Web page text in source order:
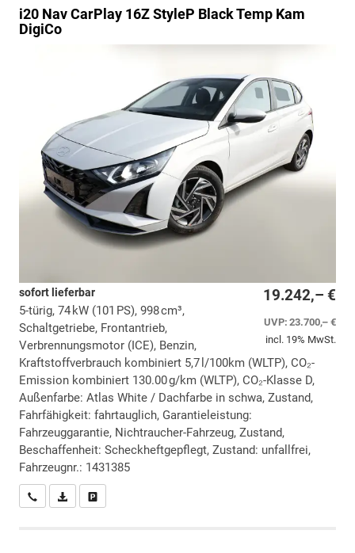
i20 Nav CarPlay 16Z StyleP Black Temp Kam
DigiCo
19.242,– €
UVP:23.700,– €
incl. 19% MwSt.
sofort lieferbar
5-türig, 74 kW (101 PS), 998 cm³,
Schaltgetriebe, Frontantrieb,
Verbrennungsmotor (ICE), Benzin,
Kraftstoffverbrauch kombiniert 5,7 l/100km (WLTP), CO₂-
Emission kombiniert 130.00 g/km (WLTP), CO₂-Klasse D,
Außenfarbe: Atlas White / Dachfarbe in schwa, Zustand,
Fahrfähigkeit: fahrtauglich, Garantieleistung:
Fahrzeuggarantie, Nichtraucher-Fahrzeug, Zustand,
Beschaffenheit: Scheckheftgepflegt, Zustand: unfallfrei,
Fahrzeugnr.: 1431385
Wir rufen Sie anPDF-Datei, Fahrzeugexposé drucken